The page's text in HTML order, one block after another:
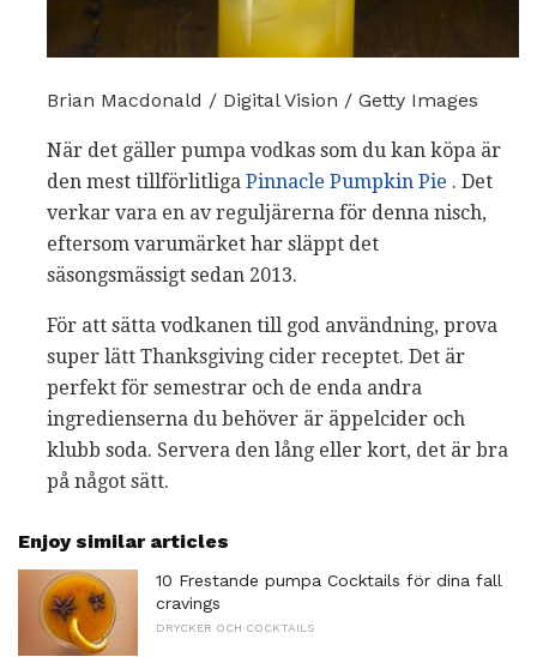
Brian Macdonald / Digital Vision / Getty Images
När det gäller pumpa vodkas som du kan köpa är
den mest tillförlitliga Pinnacle Pumpkin Pie . Det
verkar vara en av reguljärerna för denna nisch,
eftersom varumärket har släppt det
säsongsmässigt sedan 2013.
För att sätta vodkanen till god användning, prova
super lätt Thanksgiving cider receptet. Det är
perfekt för semestrar och de enda andra
ingredienserna du behöver är äppelcider och
klubb soda. Servera den lång eller kort, det är bra
på något sätt.
Enjoy similar articles
10 Frestande pumpa Cocktails för dina fall
cravings
DRYCKER OCH COCKTAILS